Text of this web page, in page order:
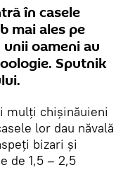
în casele
mai ales pe
oameni au
Sputnik
mulți chișinăuieni
lor dau năvală
bizari și
de 1,5 – 2,5